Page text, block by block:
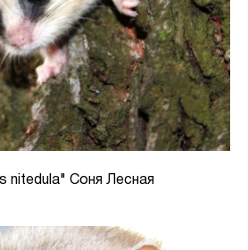
nitedula" Соня Лесная